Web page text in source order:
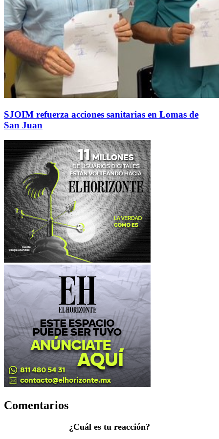
SJOIM refuerza acciones sanitarias en Lomas de
San Juan
Comentarios